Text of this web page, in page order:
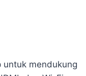
untuk mendukung